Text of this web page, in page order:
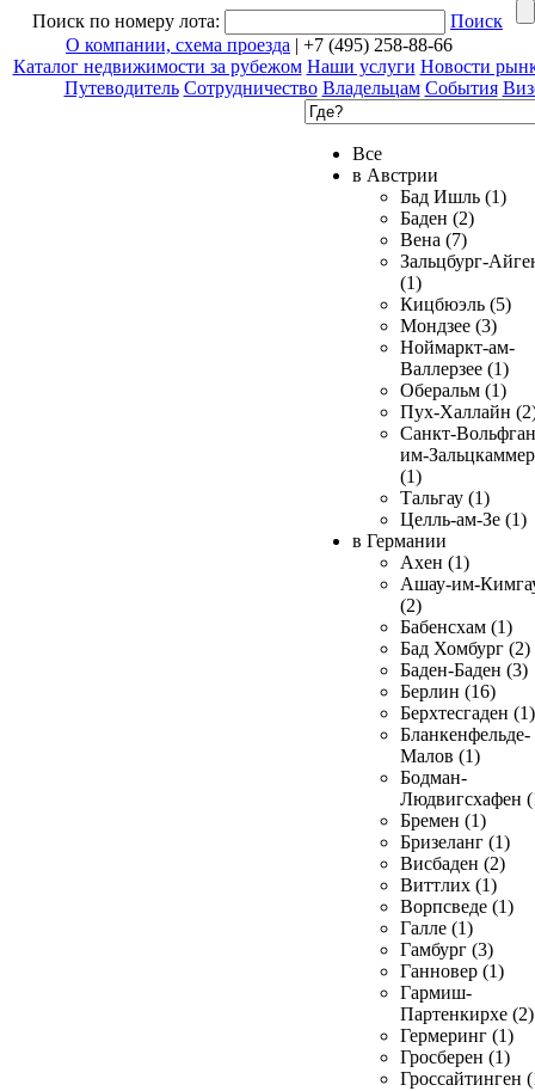
Поиск по номеру лота:
Поиск
О компании, схема проезда | +7 (495) 258-88-66
Каталог недвижимости за рубежом Наши услуги Новости
Путеводитель Сотрудничество Владельцам События
Все
в Австрии
Бад Ишль (1)
Баден (2)
Вена (7)
Зальцбург-
(1)
Кицбюэль (5)
Мондзее (3)
Ноймаркт-ам-
Валлерзее (1)
Оберальм (1)
Пух-Халлайн
Санкт-
им-
(1)
Тальгау (1)
Целль-ам-Зе (1)
в Германии
Ахен (1)
Ашау-им-
(2)
Бабенсхам (1)
Бад Хомбург (2)
Баден-Баден (3)
Берлин (16)
Берхтесгаден (1)
Бланкенфельде-
Малов (1)
Бодман-
Людвигсхафен
Бремен (1)
Бризеланг (1)
Висбаден (2)
Виттлих (1)
Ворпсведе (1)
Галле (1)
Гамбург (3)
Ганновер (1)
Гармиш-
Партенкирхе (2)
Гермеринг (1)
Гросберен (1)
Гроссайтинген